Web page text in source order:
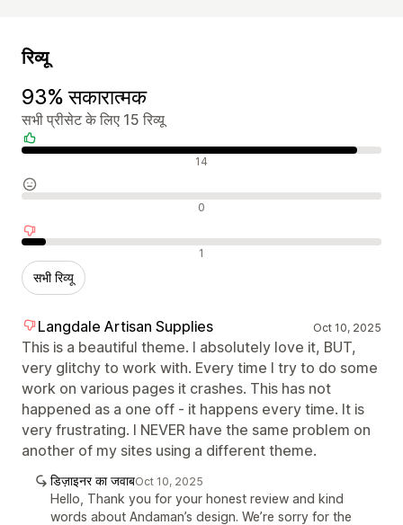
रिव्यू
93% सकारात्मक
सभी प्रीसेट के लिए 15 रिव्यू
सकारात्मक रिव्यू 14
न्यूट्रल रिव्यू 0
नकारात्मक रिव्यू 1
सभी रिव्यू
Langdale Artisan Supplies Oct 10, 2025
This is a beautiful theme. I absolutely love it, BUT,
very glitchy to work with. Every time I try to do some
work on various pages it crashes. This has not
happened as a one off - it happens every time. It is
very frustrating. I NEVER have the same problem on
another of my sites using a different theme.
डिज़ाइनर का जवाबOct 10, 2025
Hello, Thank you for your honest review and kind
words about Andaman’s design. We’re sorry for the